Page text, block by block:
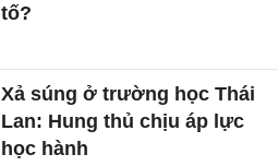
tố?
Xả súng ở trường học Thái
Lan: Hung thủ chịu áp lực
học hành